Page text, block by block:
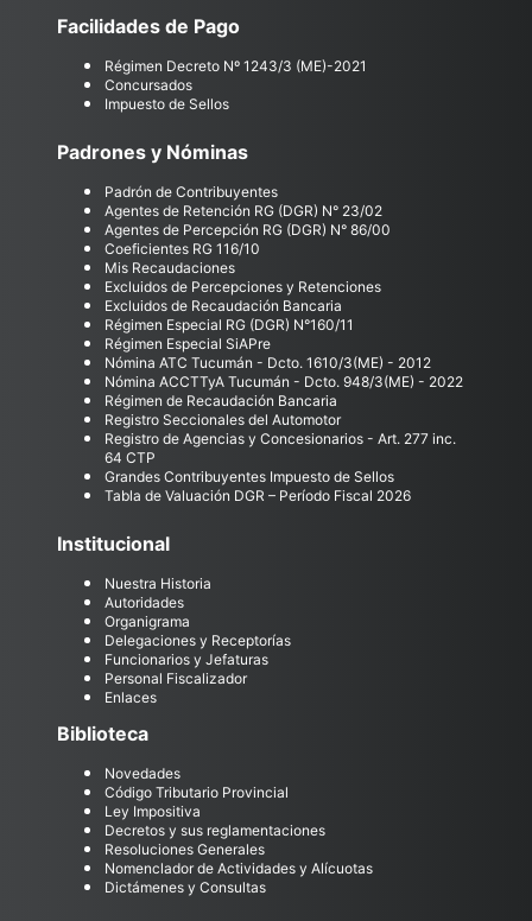
Facilidades de Pago
Régimen Decreto Nº 1243/3 (ME)-2021
Concursados
Impuesto de Sellos
Padrones y Nóminas
Padrón de Contribuyentes
Agentes de Retención RG (DGR) N° 23/02
Agentes de Percepción RG (DGR) N° 86/00
Coeficientes RG 116/10
Mis Recaudaciones
Excluidos de Percepciones y Retenciones
Excluidos de Recaudación Bancaria
Régimen Especial RG (DGR) N°160/11
Régimen Especial SiAPre
Nómina ATC Tucumán - Dcto. 1610/3(ME) - 2012
Nómina ACCTTyA Tucumán - Dcto. 948/3(ME) - 2022
Régimen de Recaudación Bancaria
Registro Seccionales del Automotor
Registro de Agencias y Concesionarios - Art. 277 inc.
64 CTP
Grandes Contribuyentes Impuesto de Sellos
Tabla de Valuación DGR – Período Fiscal 2026
Institucional
Nuestra Historia
Autoridades
Organigrama
Delegaciones y Receptorías
Funcionarios y Jefaturas
Personal Fiscalizador
Enlaces
Biblioteca
Novedades
Código Tributario Provincial
Ley Impositiva
Decretos y sus reglamentaciones
Resoluciones Generales
Nomenclador de Actividades y Alícuotas
Dictámenes y Consultas